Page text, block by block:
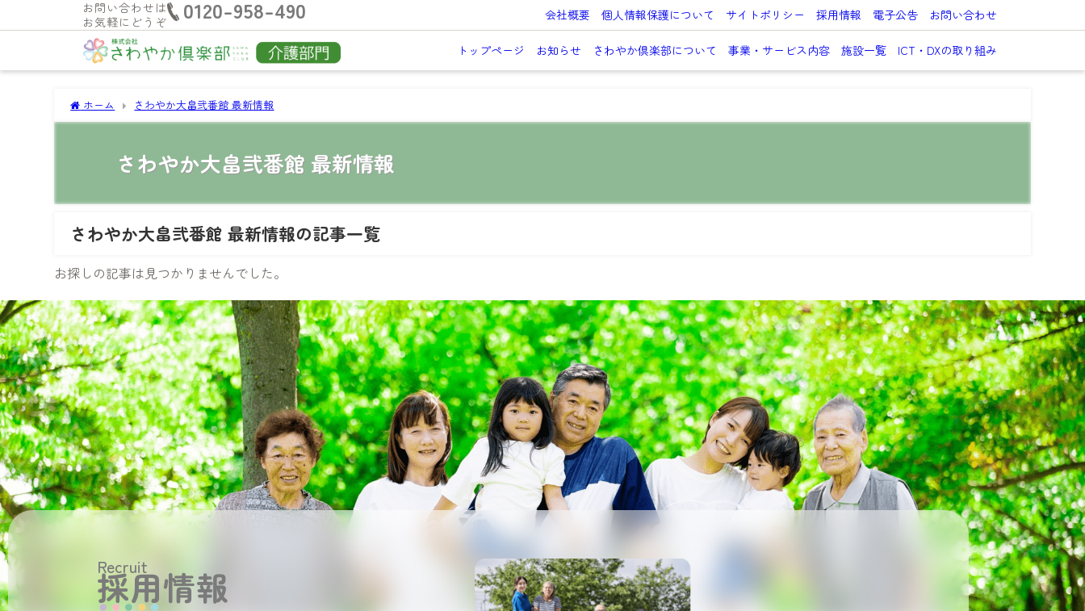
お問い合わせは
お気軽にどうぞ
0120-958-490 会社概要 個人情報保護について サイトポリシー 採用情報 電子公告 お問い合わせ
トップページ お知らせ さわやか倶楽部について 事業・サービス内容 施設一覧 ICT・DXの取り組み
ホーム さわやか大畠弐番館 最新情報
さわやか大畠弐番館 最新情報
さわやか大畠弐番館 最新情報の記事一覧
お探しの記事は見つかりませんでした。
Recruit
採用情報